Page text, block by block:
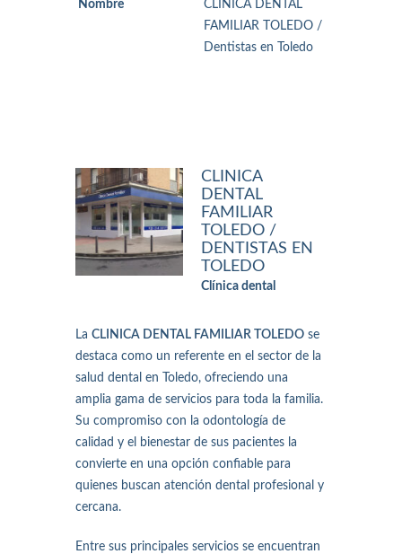
Nombre
CLINICA DENTAL
FAMILIAR TOLEDO /
Dentistas en Toledo
CLINICA
DENTAL
FAMILIAR
TOLEDO /
DENTISTAS EN
TOLEDO
Clínica dental
La CLINICA DENTAL FAMILIAR TOLEDO se
destaca como un referente en el sector de la
salud dental en Toledo, ofreciendo una
amplia gama de servicios para toda la familia.
Su compromiso con la odontología de
calidad y el bienestar de sus pacientes la
convierte en una opción confiable para
quienes buscan atención dental profesional y
cercana.
Entre sus principales servicios se encuentran